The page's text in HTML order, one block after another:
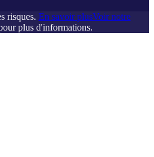
risques. En savoir plusVoir notre
plus d'informations.